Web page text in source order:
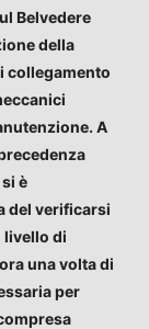
Belvedere
della
collegamento
A
è
del verificarsi
livello di
una volta di
per